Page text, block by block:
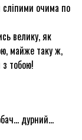
очима по
велику, як
майже таку ж,
тобою!
дурний…